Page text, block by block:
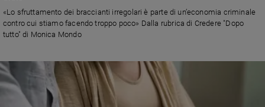
«Lo sfruttamento dei braccianti irregolari è parte di un’economia criminale
contro cui stiamo facendo troppo poco» Dalla rubrica di Credere "Dopo
tutto" di Monica Mondo